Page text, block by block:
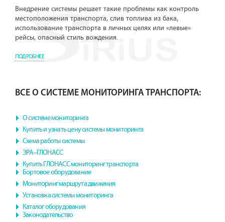
Внедрение системы решает такие проблемы как контроль
местоположения транспорта, слив топлива из бака,
использование транспорта в личных целях или «левые»
рейсы, опасный стиль вождения.
ПОДРОБНЕЕ
ВСЕ О СИСТЕМЕ МОНИТОРИНГА ТРАНСПОРТА:
О системе мониторинга
Купить и узнать цену системы мониторинга
Схема работы системы
ЭРА–ГЛОНАСС
Купить ГЛОНАСС мониторинг транспорта
Бортовое оборудование
Мониторинг маршрута движения
Установка системы мониторинга
Каталог оборудования
Законодательство